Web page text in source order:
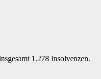
1.278 Insolvenzen.